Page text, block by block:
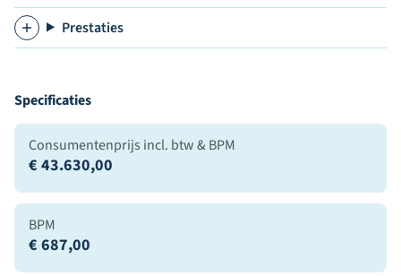
Prestaties
Specificaties
Consumentenprijs incl. btw & BPM
€ 43.630,00
BPM
€ 687,00